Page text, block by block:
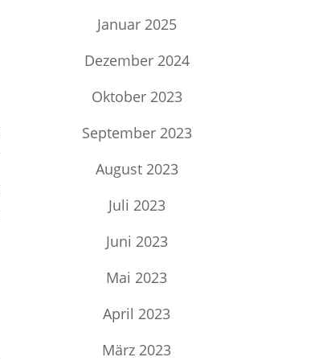
Januar 2025
Dezember 2024
Oktober 2023
September 2023
August 2023
Juli 2023
Juni 2023
Mai 2023
April 2023
März 2023